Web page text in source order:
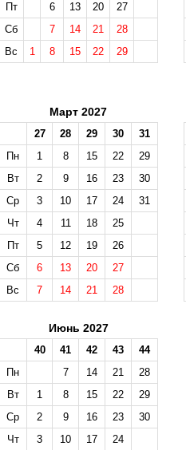
Пт
6 13 20
27
Сб
7 14 21
28
Вс
1 8 15 22 29
Март 2027
27 28 29 30
31
Пн
1 8 15 22
29
Вт
2 9 16 23
30
Ср
3 10 17 24
31
Чт
4 11 18
25
Пт
5 12 19
26
Сб
6 13 20
27
Вс
7 14 21 28
Июнь 2027
40 41 42 43
44
Пн
7 14 21
28
Вт
1 8 15 22
29
Ср
2 9 16 23
30
Чт
3 10 17 24